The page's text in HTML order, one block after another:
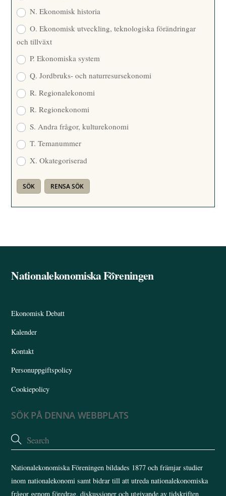
N. Ekonomisk historia
O. Ekonomisk utveckling, teknologiska förändringar
och tillväxt
P. Ekonomiska system
Q. Jordbruks- och naturresursekonomi
R. Regionalekonomi
R. Regionekonomi
S. Andra frågor, kulturekonomi
T. Temanummer
X. Okategoriserad
Back
Nationalekonomiska Föreningen
Ekonomisk Debatt
Kalender
Kontakt
Personuppgiftspolicy
Cookiepolicy
SÖK PÅ DENNA WEBBPLATS
Nationalekonomiska Föreningen bildades 1877 och främjar studier
inom nationalekonomi samt bidrar till att utreda nationalekonomiska
frågor genom föredrag, diskussioner och utgivande av tidskriften